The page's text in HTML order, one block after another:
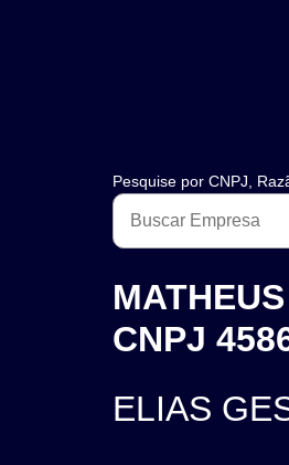
Pesquise por CNPJ,
CNPJ
ELIAS